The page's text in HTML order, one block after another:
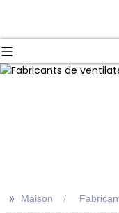
>> Maison